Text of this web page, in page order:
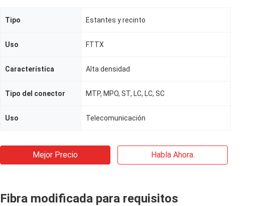
Tipo Estantes y recinto
Uso FTTX
Característica Alta densidad
Tipo del conector MTP, MPO, ST, LC, LC, SC
Uso Telecomunicación
Mejor Precio Habla Ahora.
Fibra modificada para requisitos